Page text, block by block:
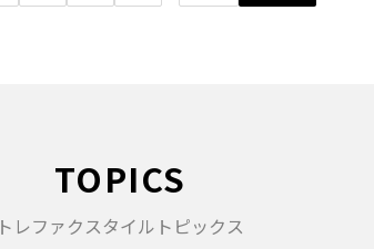
TOPICS
トレファクスタイルトピックス